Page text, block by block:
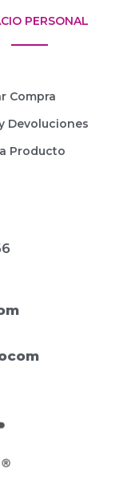
PERSONAL
Compra
Devoluciones
Producto